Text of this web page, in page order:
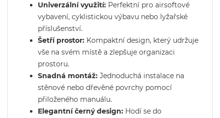
Univerzální využití: Perfektní pro airsoftové
vybavení, cyklistickou výbavu nebo lyžařské
příslušenství.
Šetří prostor: Kompaktní design, který udržuje
vše na svém místě a zlepšuje organizaci
prostoru.
Snadná montáž: Jednoduchá instalace na
stěnové nebo dřevěné povrchy pomocí
přiloženého manuálu.
Elegantní černý design: Hodí se do